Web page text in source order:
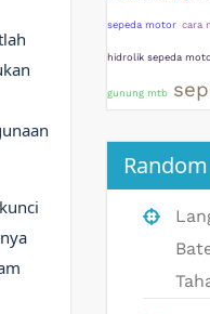
sepeda motor cara
hidrolik sepeda
gunung mtb